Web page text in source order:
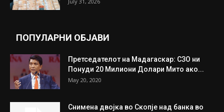
ПОПУЛАРНИ ОБЈАВИ
Претседателот на Мадагаскар: СЗО ни
Понуди 20 Милиони Долари Мито ако...
May 20, 2020
Снимена двојка во Скопје над банка во